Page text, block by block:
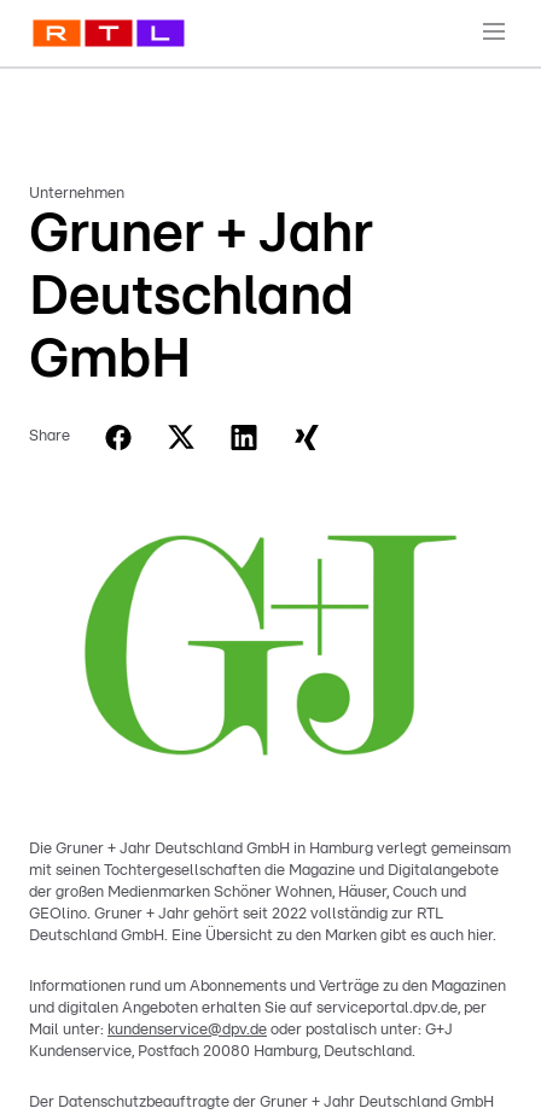
Unternehmen
Gruner + Jahr
Deutschland
GmbH
Share
Die Gruner + Jahr Deutschland GmbH in Hamburg verlegt gemeinsam
mit seinen Tochtergesellschaften die Magazine und Digitalangebote
der großen Medienmarken Schöner Wohnen, Häuser, Couch und
GEOlino. Gruner + Jahr gehört seit 2022 vollständig zur RTL
Deutschland GmbH. Eine Übersicht zu den Marken gibt es auch hier.
Informationen rund um Abonnements und Verträge zu den Magazinen
und digitalen Angeboten erhalten Sie auf serviceportal.dpv.de, per
Mail unter: kundenservice@dpv.de oder postalisch unter: G+J
Kundenservice, Postfach 20080 Hamburg, Deutschland.
Der Datenschutzbeauftragte der Gruner + Jahr Deutschland GmbH